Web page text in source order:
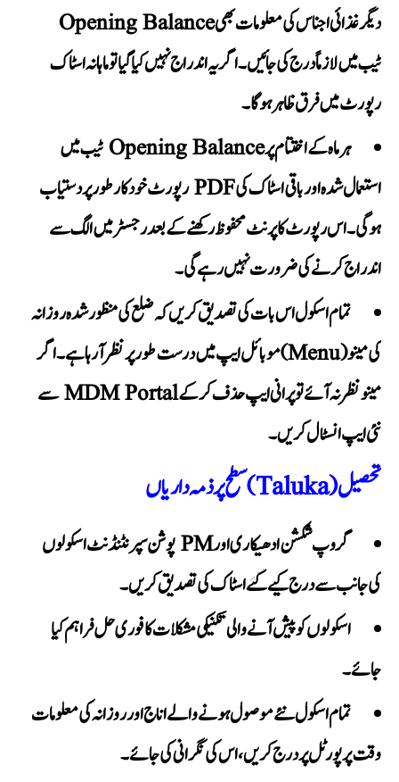
دیگر غذائی اجناس کی معلومات بھیOpening Balance
ٹیب میں لازماً درج کی جائیں۔ اگر یہ اندراج نہیں کیا گیا تو ماہانہ اسٹاک
رپورٹ میں فرق ظاہر ہوگا۔
ہر ماہ کے اختتام پرOpening Balanceٹیب میں
استعمال شدہ اور باقی اسٹاک کیPDF رپورٹ
خودکار طور پر دستیاب
ہوگی۔ اس رپورٹ کا پرنٹ محفوظ رکھنے کے بعد رجسٹر میں الگ سے
اندراج کرنے کی ضرورت نہیں رہے گی۔
تمام اسکول اس بات کی تصدیق کریں کہ ضلع کی منظور شدہ روزانہ
کی مینو (Menu) موبائل ایپ میں درست طور پر نظر آ رہا ہے۔ اگر
مینو نظر نہ آئے تو پرانی ایپ حذف کر کےMDM Portalسے
نئی ایپ انسٹال کریں۔
تحصیل (Taluka) سطح پر ذمہ داریاں
گروپ شکشن ادھیکاری اور PM پوشن سپرنٹنڈنٹ اسکولوں
کی جانب سے درج کیے گئے اسٹاک کی تصدیق کریں۔
اسکولوں کو پیش آنے والی تکنیکی مشکلات کا فوری حل فراہم کیا
جائے۔
تمام اسکول نئے موصول ہونے والے اناج اور روزانہ کی معلومات
وقت پر پورٹل پر درج کریں، اس کی نگرانی کی جائے۔